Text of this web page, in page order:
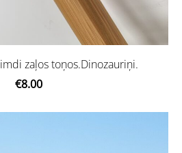
zaļos toņos.Dinozauriņi.
€8.00